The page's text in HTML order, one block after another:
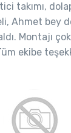
takımı,
Ahmet bey
Montajı
ekibe